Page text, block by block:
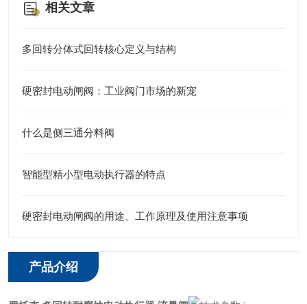
相关文章
多回转分体式回转核心定义与结构
硬密封电动闸阀：工业阀门市场的新宠
什么是侧三通分料阀
智能型精小型电动执行器的特点
硬密封电动闸阀的用途、工作原理及使用注意事项
产品介绍